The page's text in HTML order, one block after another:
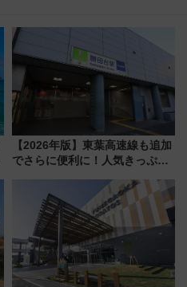
【2026年版】東葉高速線も追加
でさらに便利に！人気きっぷ
今年も発売 秋・早春に千葉県を
巡るなら使い勝手・コスパ抜群